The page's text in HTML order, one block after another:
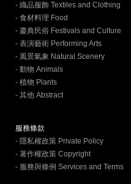
- 織品服飾 Textiles and Clothing
- 食材料理 Food
- 慶典民俗 Festivals and Culture
- 表演藝術 Performing Arts
- 風景氣象 Natural Scenery
- 動物 Animals
- 植物 Plants
- 其他 Abstract
服務條款
- 隱私權政策 Private Policy
- 著作權政策 Copyright
- 服務與條例 Services and Terms